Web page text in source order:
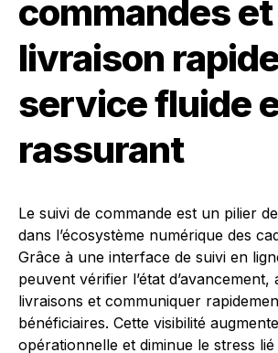
commandes et
livraison
service fluide
rassurant
Le suivi de commande est un pilier
dans l’écosystème numérique des
Grâce à une interface de suivi en
peuvent vérifier l’état d’avancement,
livraisons et communiquer
bénéficiaires. Cette visibilité
opérationnelle et diminue le stress